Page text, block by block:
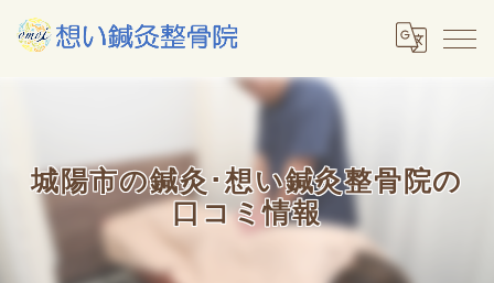
城陽市の鍼灸･想い鍼灸整骨院の
口コミ情報